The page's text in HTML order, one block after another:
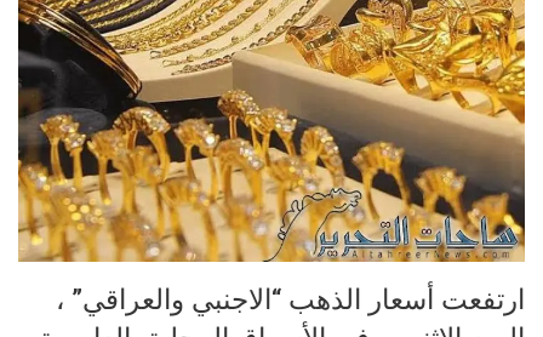
ارتفعت أسعار الذهب “الاجنبي والعراقي” ،